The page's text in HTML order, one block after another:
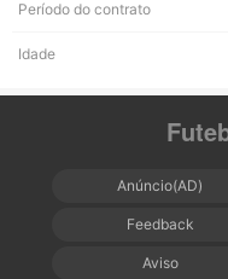
Período do contrato
Idade
Anúncio(AD)
Feedback
Aviso